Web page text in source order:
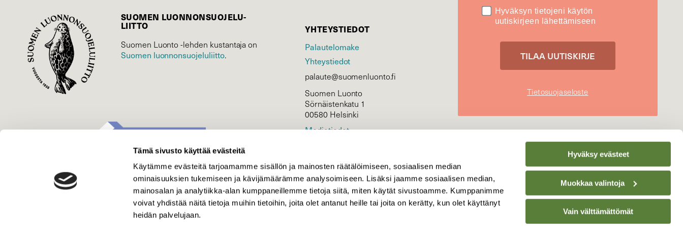
Tämä sivusto käyttää evästeitä
Käytämme evästeitä tarjoamamme sisällön ja mainosten räätälöimiseen, sosiaalisen median
ominaisuuksien tukemiseen ja kävijämäärämme analysoimiseen. Lisäksi jaamme sosiaalisen median,
mainosalan ja analytiikka-alan kumppaneillemme tietoja siitä, miten käytät sivustoamme. Kumppanimme
voivat yhdistää näitä tietoja muihin tietoihin, joita olet antanut heille tai joita on kerätty, kun olet käyttänyt
heidän palvelujaan.
Hyväksy evästeet
Muokkaa valintoja
Vain välttämättömät
SUOMEN LUONNON­SUOJELU­
LIITTO
Suomen Luonto -lehden kustantaja on
Suomen luonnonsuojelu­liitto.
YHTEYSTIEDOT
Palautelomake
Yhteystiedot
palaute@suomenluonto.fi
Suomen Luonto
Sörnäistenkatu 1
00580 Helsinki
Mediatiedot
KIRJAUDU
Hyväksyn tietojeni käytön
uutiskirjeen lähettämiseen
Tietosuojaseloste